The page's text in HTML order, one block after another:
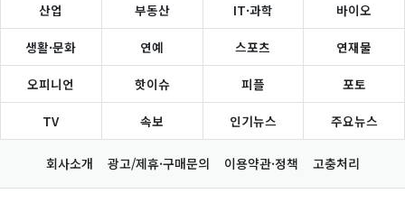
산업 부동산 IT·과학 바이오
생활·문화 연예 스포츠 연재물
오피니언 핫이슈 피플 포토
TV 속보 인기뉴스 주요뉴스
회사소개 광고/제휴·구매문의 이용약관·정책 고충처리